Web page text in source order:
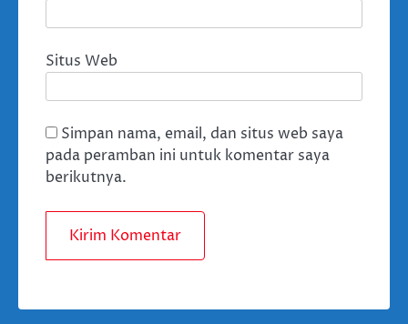
Situs Web
Simpan nama, email, dan situs web saya
pada peramban ini untuk komentar saya
berikutnya.